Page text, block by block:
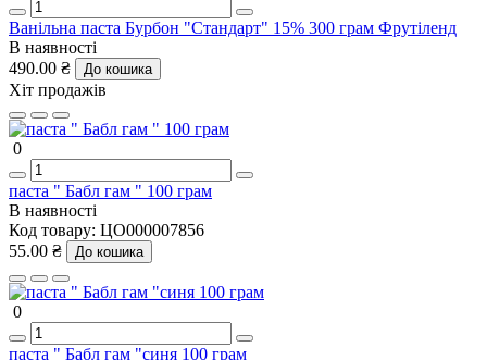
Ванільна паста Бурбон "Стандарт" 15% 300 грам Фрутіленд
В наявності
490.00 ₴
До кошика
Хіт продажів
0
паста " Бабл гам " 100 грам
В наявності
Код товару: ЦО000007856
55.00 ₴
До кошика
0
паста " Бабл гам "синя 100 грам